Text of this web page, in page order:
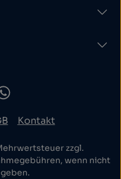
Kontakt
zzgl.
wenn nicht